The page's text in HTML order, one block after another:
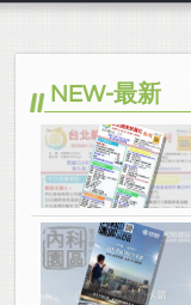
NEW-最新